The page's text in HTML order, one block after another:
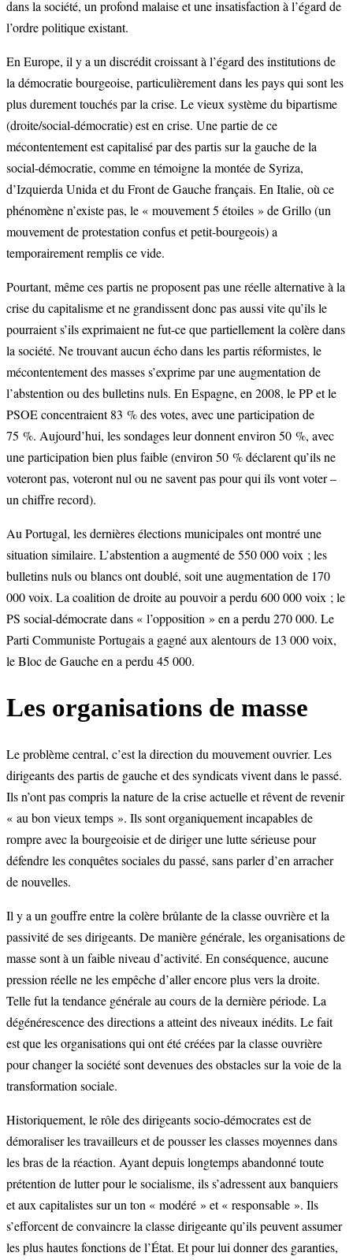
dans la société, un profond malaise et une insatisfaction à l’égard de
l’ordre politique existant.
En Europe, il y a un discrédit croissant à l’égard des institutions de
la démocratie bourgeoise, particulièrement dans les pays qui sont les
plus durement touchés par la crise. Le vieux système du bipartisme
(droite/social-démocratie) est en crise. Une partie de ce
mécontentement est capitalisé par des partis sur la gauche de la
social-démocratie, comme en témoigne la montée de Syriza,
d’Izquierda Unida et du Front de Gauche français. En Italie, où ce
phénomène n’existe pas, le « mouvement 5 étoiles » de Grillo (un
mouvement de protestation confus et petit-bourgeois) a
temporairement remplis ce vide.
Pourtant, même ces partis ne proposent pas une réelle alternative à la
crise du capitalisme et ne grandissent donc pas aussi vite qu’ils le
pourraient s’ils exprimaient ne fut-ce que partiellement la colère dans
la société. Ne trouvant aucun écho dans les partis réformistes, le
mécontentement des masses s’exprime par une augmentation de
l’abstention ou des bulletins nuls. En Espagne, en 2008, le PP et le
PSOE concentraient 83 % des votes, avec une participation de
75 %. Aujourd’hui, les sondages leur donnent environ 50 %, avec
une participation bien plus faible (environ 50 % déclarent qu’ils ne
voteront pas, voteront nul ou ne savent pas pour qui ils vont voter –
un chiffre record).
Au Portugal, les dernières élections municipales ont montré une
situation similaire. L’abstention a augmenté de 550 000 voix ; les
bulletins nuls ou blancs ont doublé, soit une augmentation de 170
000 voix. La coalition de droite au pouvoir a perdu 600 000 voix ; le
PS social-démocrate dans « l’opposition » en a perdu 270 000. Le
Parti Communiste Portugais a gagné aux alentours de 13 000 voix,
le Bloc de Gauche en a perdu 45 000.
Les organisations de masse
Le problème central, c’est la direction du mouvement ouvrier. Les
dirigeants des partis de gauche et des syndicats vivent dans le passé.
Ils n’ont pas compris la nature de la crise actuelle et rêvent de revenir
« au bon vieux temps ». Ils sont organiquement incapables de
rompre avec la bourgeoisie et de diriger une lutte sérieuse pour
défendre les conquêtes sociales du passé, sans parler d’en arracher
de nouvelles.
Il y a un gouffre entre la colère brûlante de la classe ouvrière et la
passivité de ses dirigeants. De manière générale, les organisations de
masse sont à un faible niveau d’activité. En conséquence, aucune
pression réelle ne les empêche d’aller encore plus vers la droite.
Telle fut la tendance générale au cours de la dernière période. La
dégénérescence des directions a atteint des niveaux inédits. Le fait
est que les organisations qui ont été créées par la classe ouvrière
pour changer la société sont devenues des obstacles sur la voie de la
transformation sociale.
Historiquement, le rôle des dirigeants socio-démocrates est de
démoraliser les travailleurs et de pousser les classes moyennes dans
les bras de la réaction. Ayant depuis longtemps abandonné toute
prétention de lutter pour le socialisme, ils s’adressent aux banquiers
et aux capitalistes sur un ton « modéré » et « responsable ». Ils
s’efforcent de convaincre la classe dirigeante qu’ils peuvent assumer
les plus hautes fonctions de l’État. Et pour lui donner des garanties,